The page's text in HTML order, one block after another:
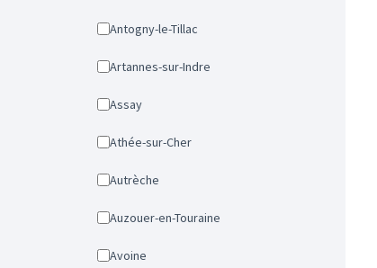
Antogny-le-Tillac
Artannes-sur-Indre
Assay
Athée-sur-Cher
Autrèche
Auzouer-en-Touraine
Avoine